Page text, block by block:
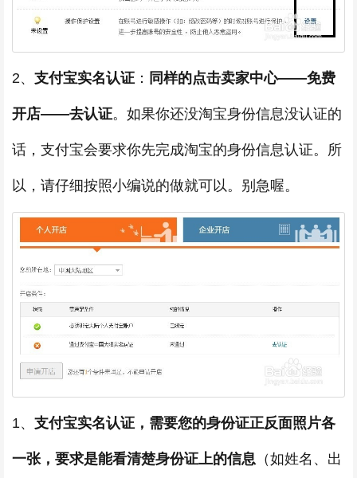
2、 支付宝实名认证 ： 同样的点击卖家中心——免费
开店——去认证。如果你还没淘宝身份信息没认证的
话，支付宝会要求你先完成淘宝的身份信息认证。所
以，请仔细按照小编说的做就可以。别急喔。
1、 支付宝实名认证，需要您的身份证正反面照片各
一张，要求是能看清楚身份证上的信息 （如姓名、出